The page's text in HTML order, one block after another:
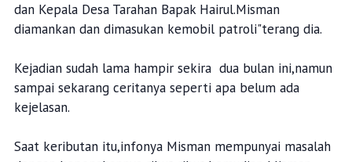
dan Kepala Desa Tarahan Bapak Hairul.Misman
diamankan dan dimasukan kemobil patroli"terang dia.
Kejadian sudah lama hampir sekira dua bulan ini,namun
sampai sekarang ceritanya seperti apa belum ada
kejelasan.
Saat keributan itu,infonya Misman mempunyai masalah